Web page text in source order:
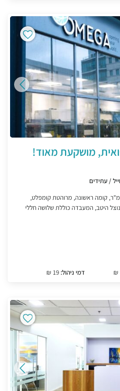
מעבדה רפואית בגודל שטח של 590 מ"ר, קומה ראשונה, מרוהטת קומפלט,
היטב, המעבדה כוללת שלושה חללי
דמי ניהול: 19 ₪